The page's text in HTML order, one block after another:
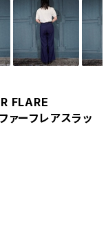
FLARE
ーフレアスラッ